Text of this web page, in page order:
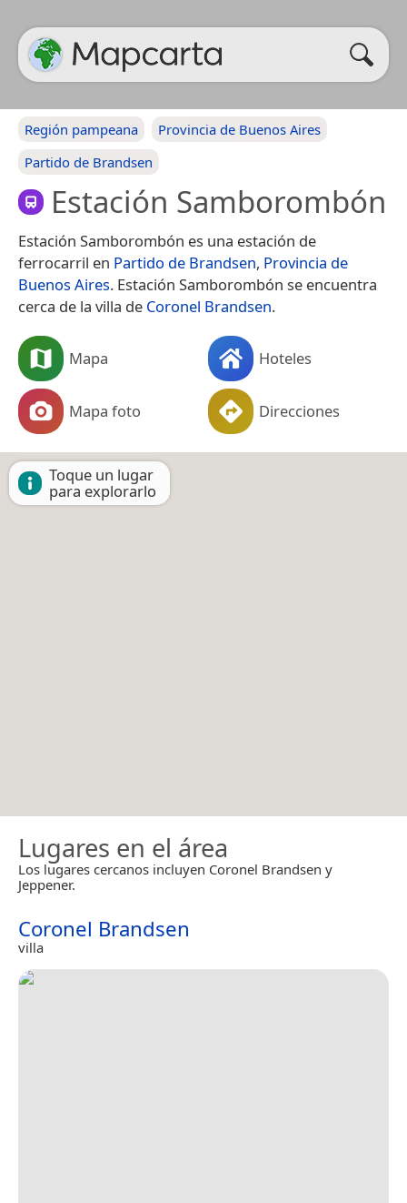
Región pampeana
Provincia de Buenos Aires
Partido de Brandsen
Estación Samborombón
Estación Samborombón es una estación de
ferrocarril en Partido de Brandsen, Provincia de
Buenos Aires. Estación Samborombón se encuentra
cerca de la villa de Coronel Brandsen.
Mapa Hoteles
Mapa foto Direcciones
Toque un lugar
para explorarlo
Lugares en el área
Los lugares cercanos incluyen Coronel Brandsen y
Jeppener.
Coronel Brandsen
villa